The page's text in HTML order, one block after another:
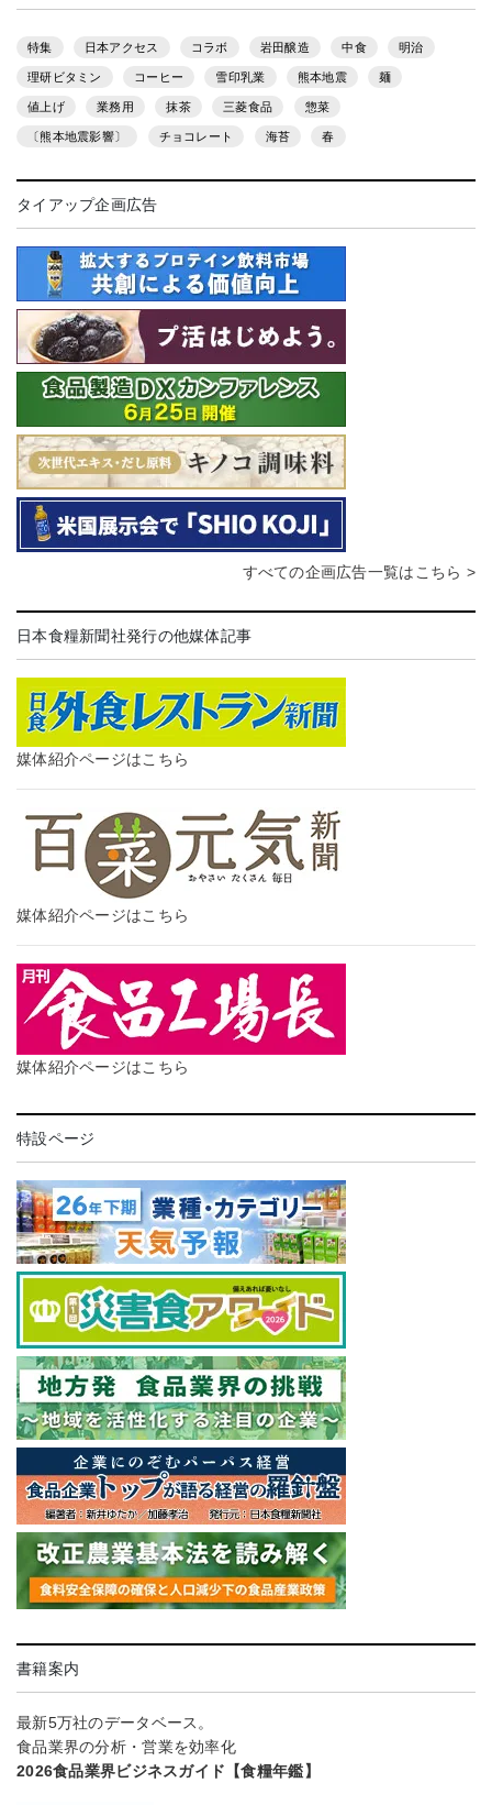
特集 日本アクセス コラボ 岩田醸造 中食 明治
理研ビタミン コーヒー 雪印乳業 熊本地震 麺
値上げ 業務用 抹茶 三菱食品 惣菜
〔熊本地震影響〕 チョコレート 海苔 春
タイアップ企画広告
すべての企画広告一覧はこちら >
日本食糧新聞社発行の他媒体記事
媒体紹介ページはこちら
媒体紹介ページはこちら
媒体紹介ページはこちら
特設ページ
書籍案内
最新5万社のデータベース。
食品業界の分析・営業を効率化
2026食品業界ビジネスガイド【食糧年鑑】